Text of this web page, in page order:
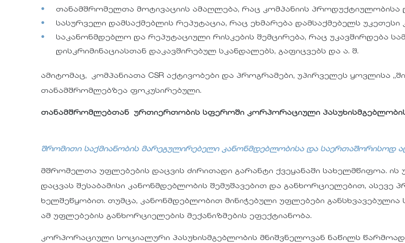
თანამშრომელთა მოტივაციის ამაღლება, რაც კომპანიის პროდუქტიულობისა
სასურველი დამსაქმებლის რეპუტაცია, რაც ეხმარება დამსაქმებელს
საკანონმდებლო და რეპუტაციული რისკების შემცირება, რაც უკავშირდება
დისკრიმინაციასთან დაკავშირებულ სკანდალებს, გაფიცვებს და ა. შ.
ამიტომაც, კომპანიათა CSR აქტივობები და პროგრამები, უპირველეს ყოვლისა
თანამშრომლებზეა ფოკუსირებული.
თანამშრომლებთან ურთიერთობის სფეროში კორპორაციული პასუხისმგებლობის
შრომითი საქმიანობის მარეგულირებელი კანონმდებლობისა და საერთაშორისოდ
მშრომელთა უფლებების დაცვის ძირითადი გარანტი ქვეყანაში სახელმწიფოა.
დაცვას შესაბამისი კანონმდებლობის შემუშავებით და განხორციელებით, ასევე
ხელშეწყობით. თუმცა, კანონმდებლობით მინიჭებული უფლებები განსხვავებულია
ამ უფლებების განხორციელების მექანიზმების ეფექტიანობა.
კორპორაციული სოციალური პასუხისმგებლობის მნიშვნელოვან ნაწილს